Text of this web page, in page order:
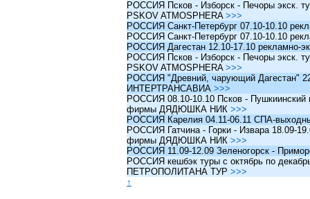
РОССИЯ Псков - Изборск - Печоры экск.
PSKOV ATMOSPHERA >>>
РОССИЯ Санкт-Петербург 07.10-10.10
РОССИЯ Санкт-Петербург 07.10-10.10
РОССИЯ Дагестан 12.10-17.10 рекламно-
РОССИЯ Псков - Изборск - Печоры экск.
PSKOV ATMOSPHERA >>>
РОССИЯ "Древний, чарующий Дагестан"
ИНТЕРТРАНСАВИА >>>
РОССИЯ 08.10-10.10 Псков - Пушкиинский
фирмы ДЯДЮШКА НИК >>>
РОССИЯ Карелия 04.11-06.11 СПА-
РОССИЯ Гатчина - Горки - Извара 18.09-
фирмы ДЯДЮШКА НИК >>>
РОССИЯ 11.09-12.09 Зеленогорск -
РОССИЯ кешбэк туры c октябрь по
ПЕТРОПОЛИТАНА ТУР >>>
↑